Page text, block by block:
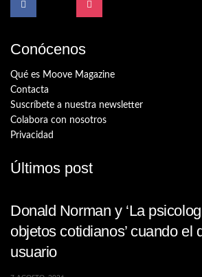
Conócenos
Qué es Moove Magazine
Contacta
Suscríbete a nuestra newsletter
Colabora con nosotros
Privacidad
Últimos post
Donald Norman y ‘La
objetos cotidianos’ cuando el
usuario